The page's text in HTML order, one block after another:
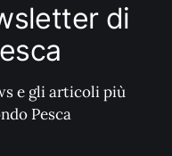
di
e gli articoli più
Pesca